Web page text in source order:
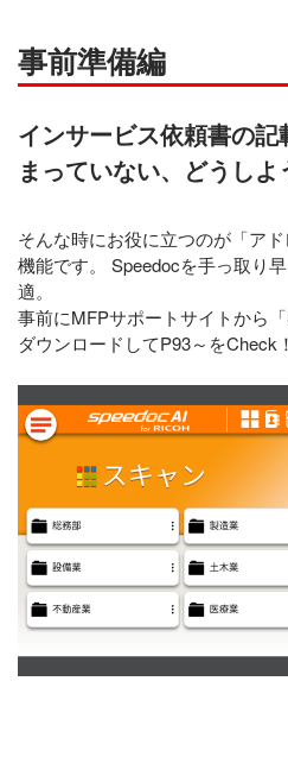
事前準備編
インサービス依頼書の
まっていない、どうしよ
そんな時にお役に立つのが「ア
機能です。 Speedocを手っ取り
適。
事前にMFPサポートサイトから
ダウンロードしてP93～をCheck！